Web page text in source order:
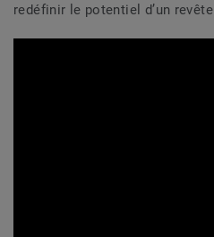
redéfinir le potentiel d’un